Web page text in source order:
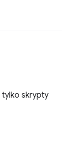
tylko skrypty